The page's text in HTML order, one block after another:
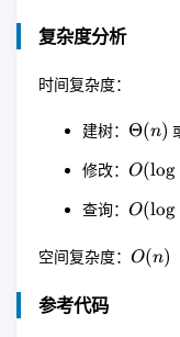
复杂度分析
时间复杂度：
建树： Θ(n)
修改： O(log
查询： O(log
空间复杂度： O(n)
O(n)
参考代码